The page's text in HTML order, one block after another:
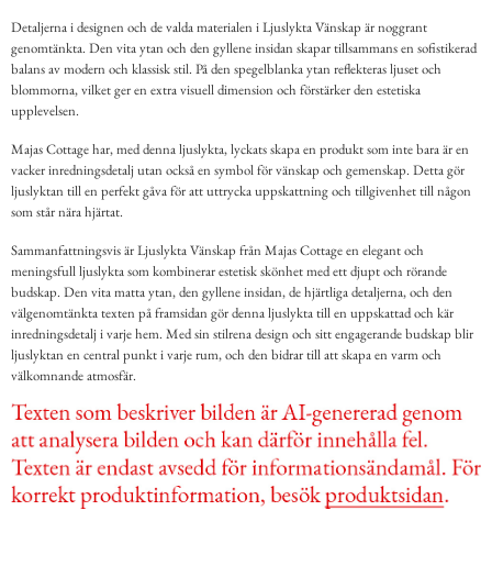
Detaljerna i designen och de valda materialen i Ljuslykta Vänskap är noggrant
genomtänkta. Den vita ytan och den gyllene insidan skapar tillsammans en sofistikerad
balans av modern och klassisk stil. På den spegelblanka ytan reflekteras ljuset och
blommorna, vilket ger en extra visuell dimension och förstärker den estetiska
upplevelsen.
Majas Cottage har, med denna ljuslykta, lyckats skapa en produkt som inte bara är en
vacker inredningsdetalj utan också en symbol för vänskap och gemenskap. Detta gör
ljuslyktan till en perfekt gåva för att uttrycka uppskattning och tillgivenhet till någon
som står nära hjärtat.
Sammanfattningsvis är Ljuslykta Vänskap från Majas Cottage en elegant och
meningsfull ljuslykta som kombinerar estetisk skönhet med ett djupt och rörande
budskap. Den vita matta ytan, den gyllene insidan, de hjärtliga detaljerna, och den
välgenomtänkta texten på framsidan gör denna ljuslykta till en uppskattad och kär
inredningsdetalj i varje hem. Med sin stilrena design och sitt engagerande budskap blir
ljuslyktan en central punkt i varje rum, och den bidrar till att skapa en varm och
välkomnande atmosfär.